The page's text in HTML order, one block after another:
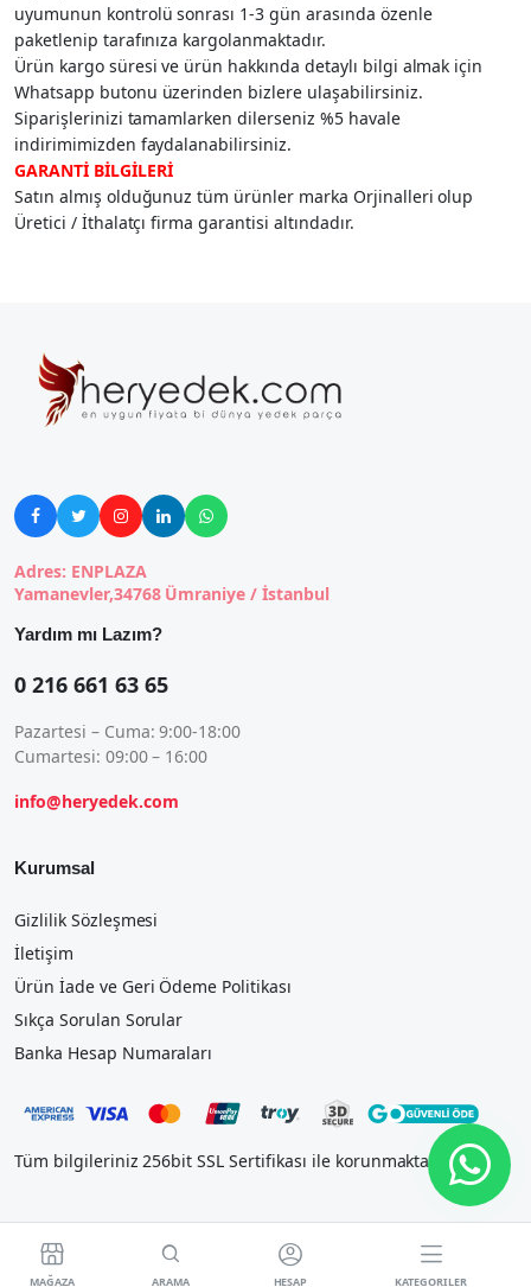
uyumunun kontrolü sonrası 1-3 gün arasında özenle
paketlenip tarafınıza kargolanmaktadır.
Ürün kargo süresi ve ürün hakkında detaylı bilgi almak için
Whatsapp butonu üzerinden bizlere ulaşabilirsiniz.
Siparişlerinizi tamamlarken dilerseniz %5 havale
indirimimizden faydalanabilirsiniz.
GARANTİ BİLGİLERİ
Satın almış olduğunuz tüm ürünler marka Orjinalleri olup
Üretici / İthalatçı firma garantisi altındadır.
    
Adres: ENPLAZA
Yamanevler,34768 Ümraniye / İstanbul
Yardım mı Lazım?
0 216 661 63 65
Pazartesi – Cuma: 9:00-18:00
Cumartesi: 09:00 – 16:00
info@heryedek.com
Kurumsal
Gizlilik Sözleşmesi
İletişim
Ürün İade ve Geri Ödeme Politikası
Sıkça Sorulan Sorular
Banka Hesap Numaraları
Tüm bilgileriniz 256bit SSL Sertifikası ile korunmaktadır.

MAĞAZA

ARAMA

HESAP

KATEGORILER